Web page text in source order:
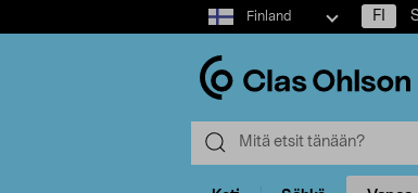
Select
market
Finland FI